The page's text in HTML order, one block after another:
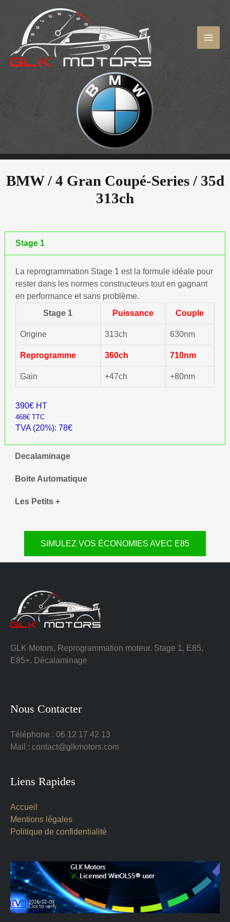
contenu
BMW / 4 Gran Coupé-Series / 35d
313ch
Stage 1
La reprogrammation Stage 1 est la formule idéale pour
rester dans les normes constructeurs tout en gagnant
en performance et sans problème.
Stage 1
Puissance Couple
Origine 313ch 630nm
Reprogramme 360ch 710nm
Gain +47ch +80nm
390€ HT
468€ TTC
TVA (20%): 78€
Decalaminage
Boite Automatique
Les Petits +
SIMULEZ VOS ÉCONOMIES AVEC E85
GLK Motors, Reprogrammation moteur. Stage 1, E85,
E85+, Décalaminage
Nous Contacter
Téléphone : 06 12 17 42 13
Mail : contact@glkmotors.com
Liens Rapides
Accueil
Mentions légales
Politique de confidentialité